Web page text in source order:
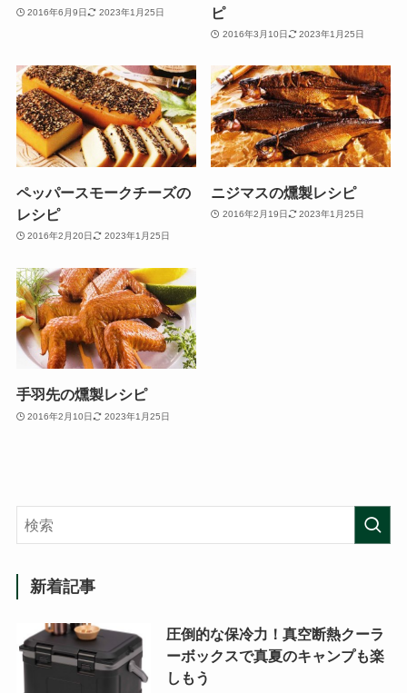
2016年6月9日 2023年1月25日 ピ
2016年3月10日 2023年1月25日
ペッパースモークチーズの
レシピ
2016年2月20日 2023年1月25日
ニジマスの燻製レシピ
2016年2月19日 2023年1月25日
手羽先の燻製レシピ
2016年2月10日 2023年1月25日
新着記事
圧倒的な保冷力！真空断熱クーラ
ーボックスで真夏のキャンプも楽
しもう